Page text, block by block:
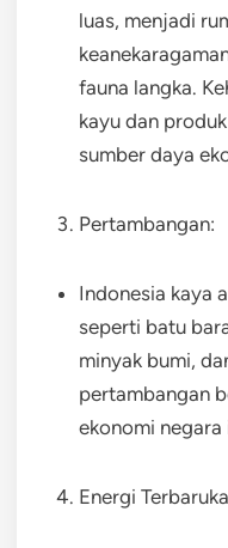
luas, menjadi
fauna langka.
kayu dan
sumber daya
Pertambangan:
Indonesia kaya
seperti batu
minyak bumi,
pertambangan
ekonomi negara
Energi